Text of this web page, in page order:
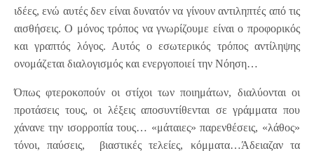
ιδέες, ενώ αυτές δεν είναι δυνατόν να γίνουν αντιληπτές από τις
αισθήσεις. Ο μόνος τρόπος να γνωρίζουμε είναι ο προφορικός
και γραπτός λόγος. Αυτός ο εσωτερικός τρόπος αντίληψης
ονομάζεται διαλογισμός και ενεργοποιεί την Νόηση…
Όπως φτεροκοπούν οι στίχοι των ποιημάτων, διαλύονται οι
προτάσεις τους, οι λέξεις αποσυντίθενται σε γράμματα που
χάνανε την ισορροπία τους… «μάταιες» παρενθέσεις, «λάθος»
τόνοι, παύσεις, βιαστικές τελείες, κόμματα…Άδειαζαν τα